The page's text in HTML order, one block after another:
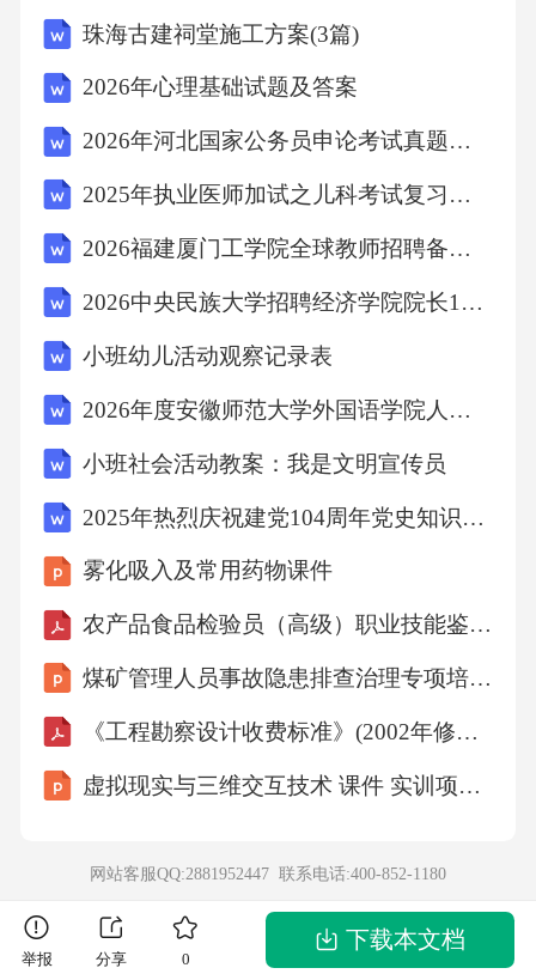
人的签发日期为准。（）答案：√5.人工智能的
“深度学习”技术主要依赖于大规模数据训练。
（）答案：√6.元朝是中国历史上第一个由少数
民族建立的统一王朝。（）答案：×（注：应为
元朝前的北魏等未统一，元朝是第一个统一的
和滞后性，需要政府进行宏观调控。（）答
案：√8.法的效力层级中，行政法规的效力高于
地方性法规。（）答案：√9.二十四节气中，“芒
种”表示麦类等有芒作物成熟。（）答案：√10.2
025年我国提出的“东数西算”工程主要是为了优
化算力资源空间布局。（）答案：√四、简答题
（每题5分，共5题）1.简述新发展格局的内涵。
答案：新发展格局以国内大循环为主体、国内
国超大规模市场优势，贯通生产、分配、流
通、消费各环节，形成需求牵引供给、供给创
造需求的更高水平动态平衡；国内国际双循环
要求依托我国大市场优势促进国际合作，提升
民主选举、民主协商、民主决策、民主管理、
珠海古建祠堂施工方案(3篇)
2026年心理基础试题及答案
2026年河北国家公务员申论考试真题及答案
2025年执业医师加试之儿科考试复习试卷及答案
2026福建厦门工学院全球教师招聘备考题库含答案详解（模拟题）
2026中央民族大学招聘经济学院院长1人备考题库含答案详解（a卷）
小班幼儿活动观察记录表
2026年度安徽师范大学外国语学院人才招聘4人备考题库及答案详解1套
小班社会活动教案：我是文明宣传员
2025年热烈庆祝建党104周年党史知识竞赛题库及答案（共300题）
雾化吸入及常用药物课件
农产品食品检验员（高级）职业技能鉴定考试题及答案
煤矿管理人员事故隐患排查治理专项培训课件
《工程勘察设计收费标准》(2002年修订本)
虚拟现实与三维交互技术 课件 实训项目3 开发虚拟文旅虚拟交互项目的技术实操
网站客服QQ:2881952447 联系电话:400-852-1180
举报 分享 0
下载本文档